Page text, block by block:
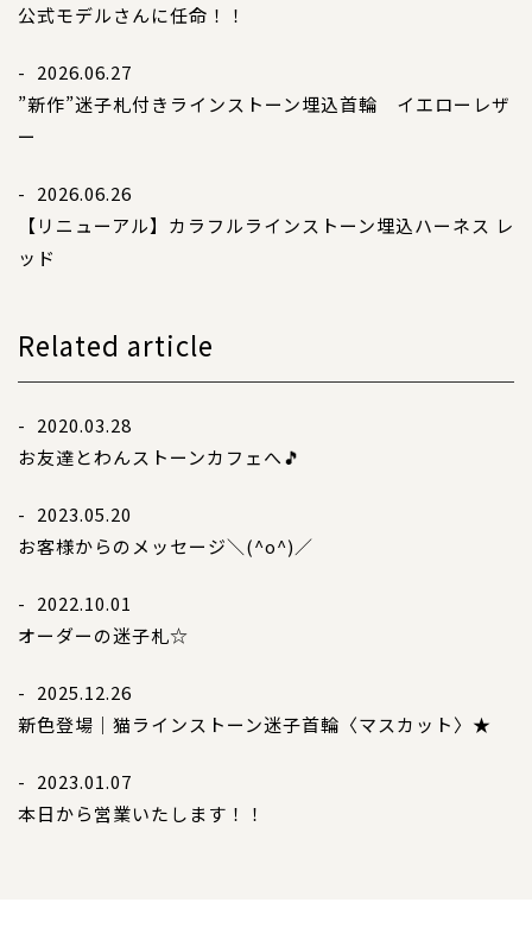
公式モデルさんに任命！！
- 2026.06.27
”新作”迷子札付きラインストーン埋込首輪 イエローレザ
ー
- 2026.06.26
【リニューアル】カラフルラインストーン埋込ハーネス レ
ッド
Related article
- 2020.03.28
お友達とわんストーンカフェへ🎵
- 2023.05.20
お客様からのメッセージ＼(^o^)／
- 2022.10.01
オーダーの迷子札☆
- 2025.12.26
新色登場｜猫ラインストーン迷子首輪〈マスカット〉★
- 2023.01.07
本日から営業いたします！！